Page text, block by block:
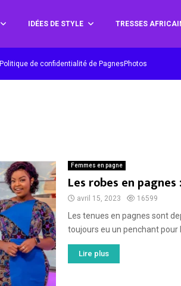
IDÉES DE STYLE TRESSES
Politique de confidentialité de PagnesPhotos
Femmes en pagne
Les robes en
avril 15, 2023 16599
Les tenues en pagnes sont
toujours eu un penchant pour
Lire plus